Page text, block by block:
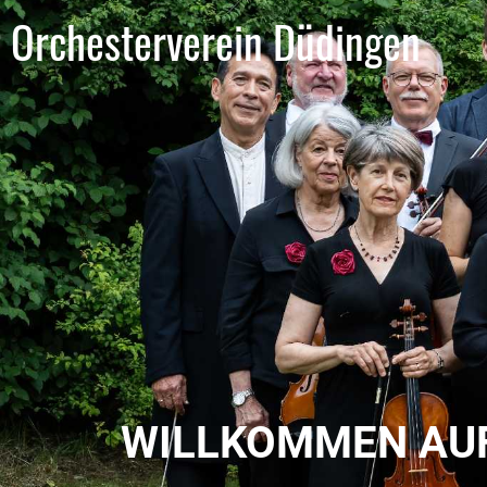
Orchesterverein Düdingen
WILLKOMMEN